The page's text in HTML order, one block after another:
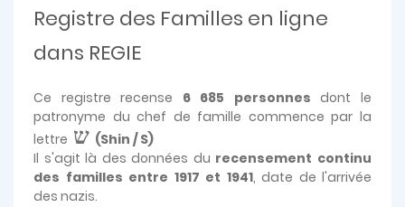
Registre des Familles en ligne
dans REGIE
Ce registre recense 6 685 personnes dont le
patronyme du chef de famille commence par la
lettre ש (Shin / S)
Il s'agit là des données du recensement continu
des familles entre 1917 et 1941, date de l'arrivée
des nazis.